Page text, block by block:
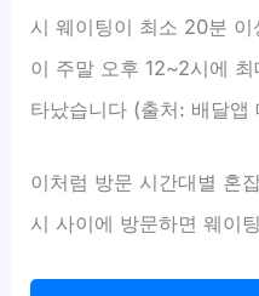
시 웨이팅이 최소 20분
이 주말 오후 12~2시에
타났습니다 (출처: 배달
이처럼 방문 시간대별 혼
시 사이에 방문하면 웨이